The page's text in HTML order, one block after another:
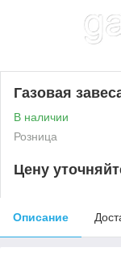
Газовая
В наличии
Розница
Цену
Описание